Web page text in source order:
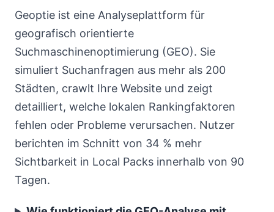
Geoptie ist eine Analyseplattform für
geografisch orientierte
Suchmaschinenoptimierung (GEO). Sie
simuliert Suchanfragen aus mehr als 200
Städten, crawlt Ihre Website und zeigt
detailliert, welche lokalen Rankingfaktoren
fehlen oder Probleme verursachen. Nutzer
berichten im Schnitt von 34 % mehr
Sichtbarkeit in Local Packs innerhalb von 90
Tagen.